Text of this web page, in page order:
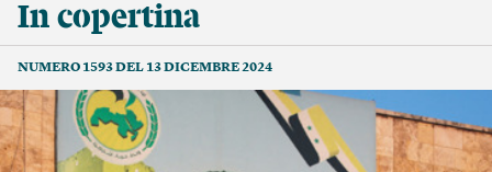
In copertina
NUMERO 1593 DEL 13 DICEMBRE 2024